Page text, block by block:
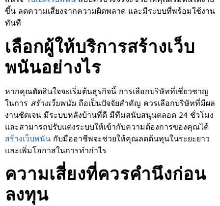
ขึ้น ลดความเสี่ยงจากความผิดพลาด และมีระบบที่พร้อมใช้งาน
ทันที
เลือกผู้ให้บริการสร้างเว็บ
พนันอย่างไร
หากคุณตัดสินใจจะเริ่มต้นธุรกิจนี้ การเลือกบริษัทที่เชี่ยวชาญ
ในการ สร้างเว็บพนัน ถือเป็นปัจจัยสำคัญ ควรเลือกบริษัทที่มีผล
งานชัดเจน มีระบบหลังบ้านที่ดี มีทีมสนับสนุนตลอด 24 ชั่วโมง
และสามารถปรับแต่งระบบให้เข้ากับความต้องการของคุณได้
สร้างเว็บพนัน กับมืออาชีพจะช่วยให้คุณลดต้นทุนในระยะยาว
และเพิ่มโอกาสในการทำกำไร
ความเสี่ยงที่ควรคำนึงก่อน
ลงทุน